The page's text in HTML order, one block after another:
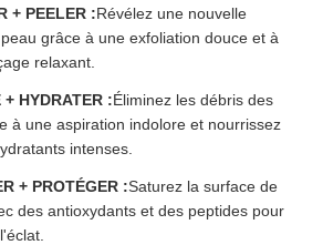
+ PEELER :Révélez une nouvelle
grâce à une exfoliation douce et à
relaxant.
+ HYDRATER :Éliminez les débris des
à une aspiration indolore et nourrissez
intenses.
+ PROTÉGER :Saturez la surface de
des antioxydants et des peptides pour